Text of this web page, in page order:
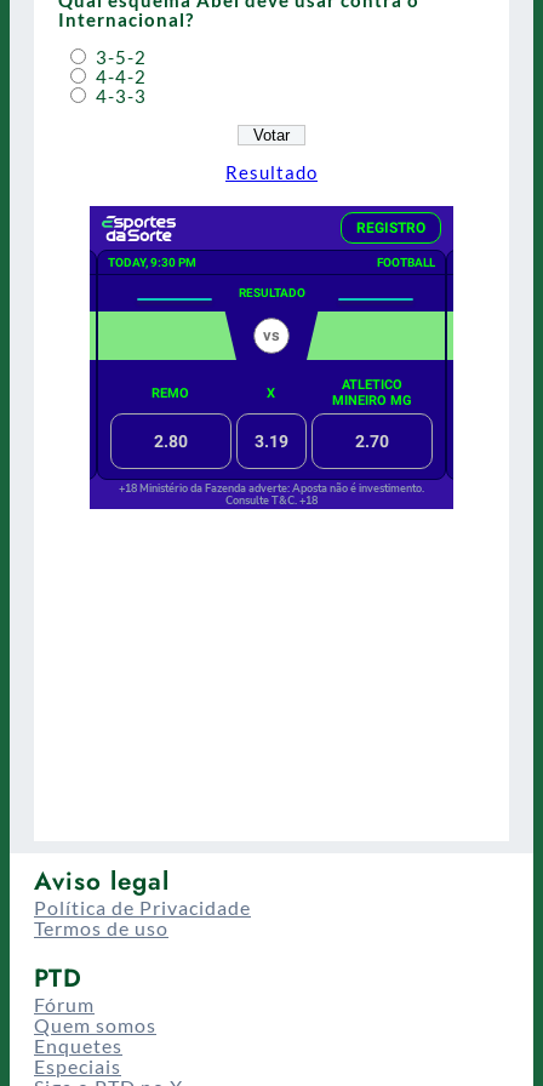
Internacional?
3-5-2
4-4-2
4-3-3
Resultado
Aviso legal
Política de Privacidade
Termos de uso
PTD
Fórum
Quem somos
Enquetes
Especiais